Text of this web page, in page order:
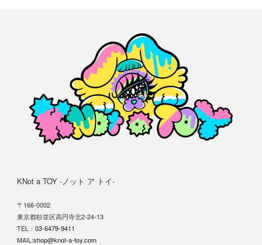
KNot a TOY -ノット ア トイ-
〒166-0002
東京都杉並区高円寺北2-24-13
TEL： 03-6479-9411
MAIL:shop@knot-a-toy.com